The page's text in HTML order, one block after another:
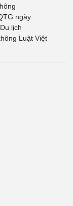
ngày
lịch
Luật Việt